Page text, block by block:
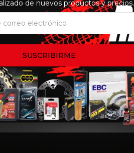
de nuevos productos y precios.